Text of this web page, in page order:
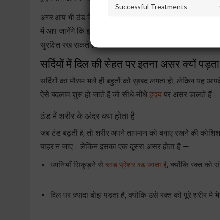
Successful Treatments
अगर आप भी ठंड के मौसम में अपने दिल की सेहत को लेकर सतर्क
में आप जानेंगे कि इस मौसम में शरीर में क्या-क्या बदलाव होते हैं,
सुरक्षित रख सकते हैं।
सर्दियों में दिल की सेहत पर इतना असर क्यों
सर्दियों का मौसम भले ही बहुतों को सुखद लगता हो, लेकिन यह
ऐसे बदलाव शुरू हो जाते हैं जो सीधे-सीधेहृदय पर असर डालते हैं।
ठंड में शरीर के अंदर क्या होता है
जब ठंड बढ़ती है, तो शरीर अपने तापमान को बनाए रखने की
बाहर न जाए। लेकिन इसका एक दूसरा असर होता है —
धमनियाँ सिकुड़ने से ब्लड प्रेशर बढ़ जाता है, क्योंकि रक्त को
दिल पर ज़्यादा बोझ पड़ता है, क्योंकि उसे रक्त को पूरे शरीर में